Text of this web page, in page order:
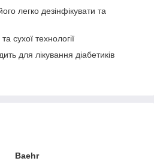
легко дезінфікувати та
сухої технології
для лікування діабетиків
Baehr